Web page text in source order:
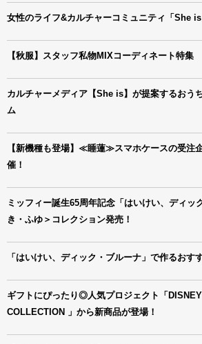
女性のライフ&カルチャーコミュニティ「She is
【秋服】スタッフ私物MIXコーディネート特集
カルチャーメディア【She is】が提案するおう
ム
【新機種も登場】≪睡蓮≫スマホケースの受注
催！
ミッフィー誕生65周年記念「はいけい、ディッ
き・ふゆ＞コレクション発売！
「はいけい、ディック・ブルーナ」で作るおす
ギフトにぴったり◎人気プロジェクト「
COLLECTION 」から新商品が登場！